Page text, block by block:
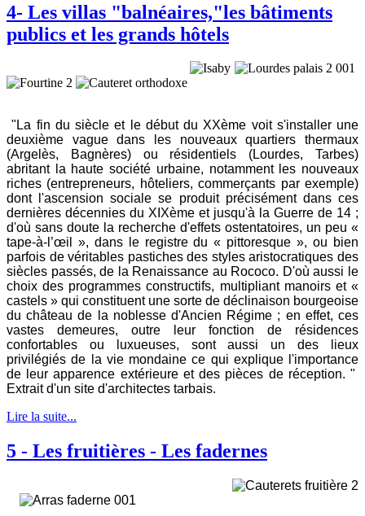
4- Les villas "balnéaires,"les bâtiments
publics et les grands hôtels
"La fin du siècle et le début du XXème voit s'installer une
deuxième vague dans les nouveaux quartiers thermaux
(Argelès, Bagnères) ou résidentiels (Lourdes, Tarbes)
abritant la haute société urbaine, notamment les nouveaux
riches (entrepreneurs, hôteliers, commerçants par exemple)
dont l'ascension sociale se produit précisément dans ces
dernières décennies du XIXème et jusqu'à la Guerre de 14 ;
d'où sans doute la recherche d'effets ostentatoires, un peu «
tape-à-l’œil », dans le registre du « pittoresque », ou bien
parfois de véritables pastiches des styles aristocratiques des
siècles passés, de la Renaissance au Rococo. D'où aussi le
choix des programmes constructifs, multipliant manoirs et «
castels » qui constituent une sorte de déclinaison bourgeoise
du château de la noblesse d'Ancien Régime ; en effet, ces
vastes demeures, outre leur fonction de résidences
confortables ou luxueuses, sont aussi un des lieux
privilégiés de la vie mondaine ce qui explique l'importance
de leur apparence extérieure et des pièces de réception. "
Extrait d'un site d'architectes tarbais.
Lire la suite...
5 - Les fruitières - Les fadernes